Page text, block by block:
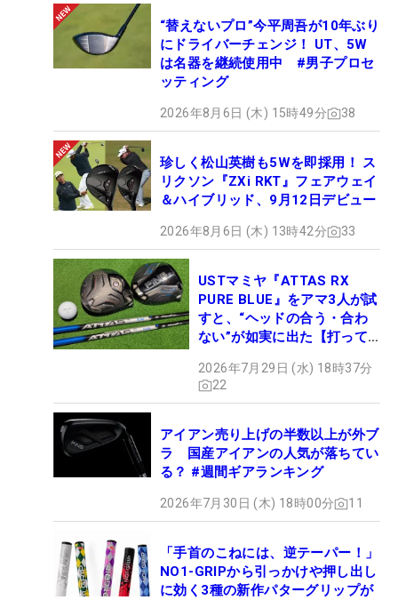
“替えないプロ”今平周吾が10年ぶり
にドライバーチェンジ！ UT、5W
は名器を継続使用中 #男子プロセ
ッティング
2026年8月6日 (木) 15時49分 38
珍しく松山英樹も5Wを即採用！ ス
リクソン『ZXi RKT』フェアウェイ
＆ハイブリッド、9月12日デビュー
2026年8月6日 (木) 13時42分 33
USTマミヤ『ATTAS RX
PURE BLUE』をアマ3人が試
すと、“ヘッドの合う・合わ
ない”が如実に出た【打って
2026年7月29日 (水) 18時37分
22
アイアン売り上げの半数以上が外ブ
ラ 国産アイアンの人気が落ちてい
る？ #週間ギアランキング
2026年7月30日 (木) 18時00分 11
「手首のこねには、逆テーパー！」
NO1-GRIPから引っかけや押し出し
に効く3種の新作パターグリップが